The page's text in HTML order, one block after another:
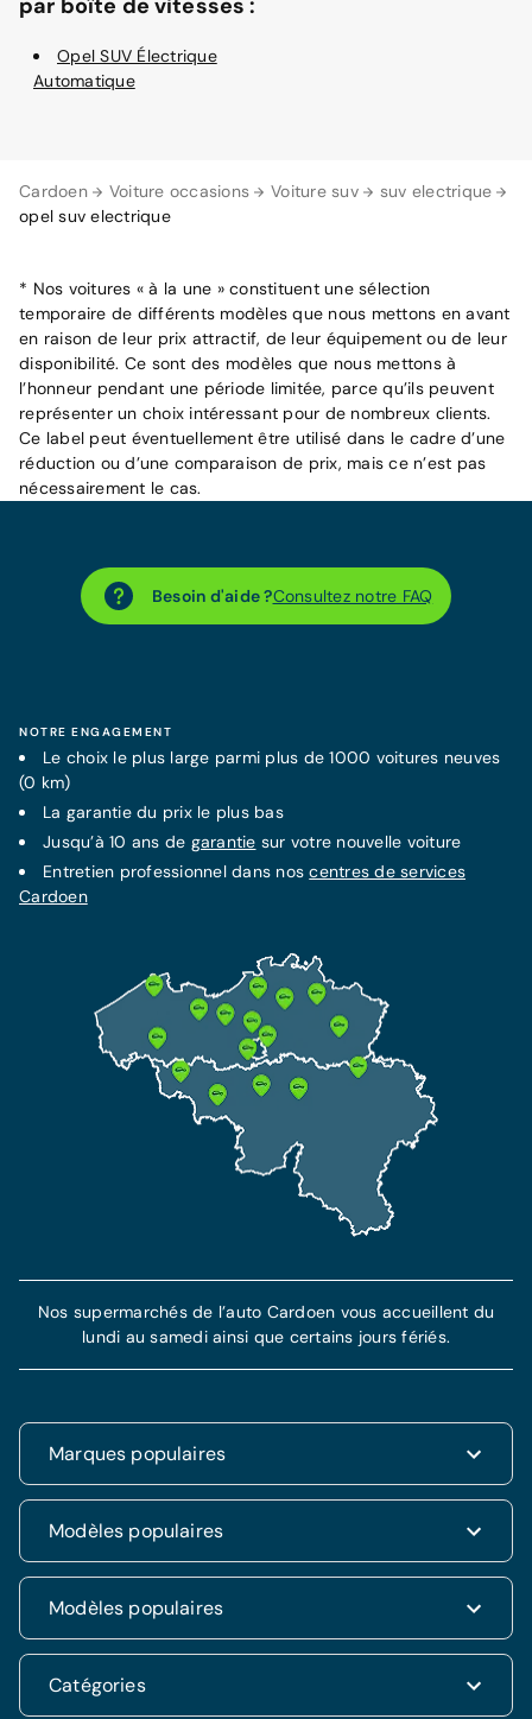
Cardoen Voiture occasions Voiture suv
suv electrique
opel suv electrique
par boîte de vitesses :
Opel SUV Électrique
Automatique
* Nos voitures « à la une » constituent une sélection
temporaire de différents modèles que nous mettons en avant
en raison de leur prix attractif, de leur équipement ou de leur
disponibilité. Ce sont des modèles que nous mettons à
l’honneur pendant une période limitée, parce qu’ils peuvent
représenter un choix intéressant pour de nombreux clients.
Ce label peut éventuellement être utilisé dans le cadre d’une
réduction ou d’une comparaison de prix, mais ce n’est pas
nécessairement le cas.
Besoin d'aide ?Consultez notre FAQ
NOTRE ENGAGEMENT
Le choix le plus large parmi plus de 1000 voitures neuves
(0 km)
La garantiedu prix le plus bas
Jusqu’à 10 ans de garantie sur votre nouvelle voiture
Entretien professionnel dans noscentres de services
Cardoen
Marques populaires
Renault
Dacia
Volkswagen
Hyundai
Kia
Modèles populaires
Renault Clio
Fiat 500
Hyundai Tucson
Modèles populaires
Hyundai i20
Catégories
Nos supermarchés de l’auto Cardoen vous accueillent du
lundi au samedi ainsi que certains jours fériés.